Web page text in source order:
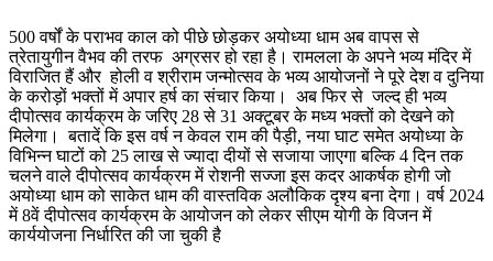
500 वर्षों के पराभव काल को पीछे छोड़कर अयोध्या धाम अब वापस से
त्रेतायुगीन वैभव की तरफ अग्रसर हो रहा है। रामलला के अपने भव्य मंदिर में
विराजित हैं और होली व श्रीराम जन्मोत्सव के भव्य आयोजनों ने पूरे देश व दुनिया
के करोड़ों भक्तों में अपार हर्ष का संचार किया। अब फिर से जल्द ही भव्य
दीपोत्सव कार्यक्रम के जरिए 28 से 31 अक्टूबर के मध्य भक्तों को देखने को
मिलेगा। बतादें कि इस वर्ष न केवल राम की पैड़ी, नया घाट समेत अयोध्या के
विभिन्न घाटों को 25 लाख से ज्यादा दीयों से सजाया जाएगा बल्कि 4 दिन तक
चलने वाले दीपोत्सव कार्यक्रम में रोशनी सज्जा इस कदर आकर्षक होगी जो
अयोध्या धाम को साकेत धाम की वास्तविक अलौकिक दृश्य बना देगा। वर्ष 2024
में 8वें दीपोत्सव कार्यक्रम के आयोजन को लेकर सीएम योगी के विजन में
कार्ययोजना निर्धारित की जा चुकी है